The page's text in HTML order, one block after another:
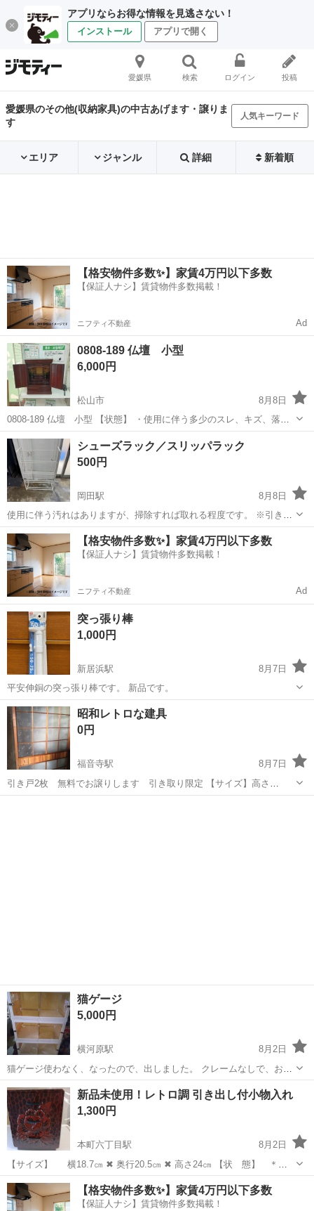
アプリならお得な情報を見逃さない！
インストール アプリで開く
愛媛県 検索 ログイン 投稿
愛媛県のその他(収納家具)の中古あげます・譲りま
す
人気キーワード
エリア ジャンル 詳細 新着順
【格安物件多数✨】家賃4万円以下多数
【保証人ナシ】賃貸物件多数掲載！
ニフティ不動産 Ad
0808-189 仏壇 小型
6,000円
松山市
8月8日
0808-189 仏壇 小型 【状態】 ・使用に伴う多少のスレ、キズ、落と
しきれない汚れなどございます ・詳細は現地でご確認ください ・お値
引きは出来かねますのでご了承願います ※中古品のため、状態につい
て...
愛媛 松山市 収納家具 仏壇
シューズラック／スリッパラック
500円
岡田駅
8月8日
使用に伴う汚れはありますが、掃除すれば取れる程度です。 ※引き取
りに来られる方よろしくお願いします。 【愛媛県古物商許可 第
8211※※※※※※※※】
愛媛 伊予郡 岡田駅 収納家具 シューズラック
【格安物件多数✨】家賃4万円以下多数
【保証人ナシ】賃貸物件多数掲載！
ニフティ不動産 Ad
突っ張り棒
1,000円
新居浜駅
8月7日
平安伸銅の突っ張り棒です。 新品です。
愛媛 新居浜市 新居浜駅 収納家具
昭和レトロな建具
0円
福音寺駅
8月7日
引き戸2枚 無料でお譲りします 引き取り限定 【サイズ】高さ
173cm、幅93cm、幅3cm ※大体です ※写真を参照ください ※購入時
猫ゲージ
5,000円
横河原駅
8月2日
猫ゲージ使わなく、なったので、出しました。 クレームなしで、お願
いします。少し、ガラスに、傷があります。ゲージは、バラして、箱
に、入れてます。 愛媛東温市に取りにこられる方お願いします。
愛媛 東温市 横河原駅 収納家具
新品未使用！レトロ調 引き出し付小物入れ
1,300円
本町六丁目駅
8月2日
【サイズ】 横18.7㎝ ✖ 奥行20.5㎝ ✖ 高さ24㎝ 【状 態】 ＊新
品未使用品です。 ⚠️ ノークレーム・ノーリターンで お願い致し
ます。
愛媛 松山市 本町六丁目駅 収納家具
【格安物件多数✨】家賃4万円以下多数
【保証人ナシ】賃貸物件多数掲載！